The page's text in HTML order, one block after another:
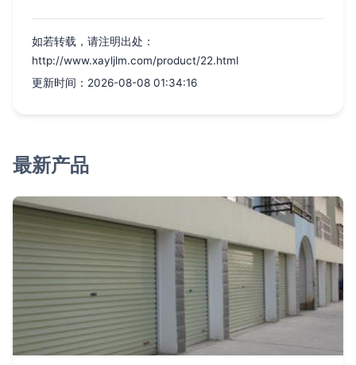
如若转载，请注明出处：
http://www.xayljlm.com/product/22.html
更新时间：2026-08-08 01:34:16
最新产品